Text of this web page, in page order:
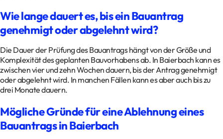
Wie lange dauert es, bis ein Bauantrag
genehmigt oder abgelehnt wird?
Die Dauer der Prüfung des Bauantrags hängt von der Größe und
Komplexität des geplanten Bauvorhabens ab. In Baierbach kann es
zwischen vier und zehn Wochen dauern, bis der Antrag genehmigt
oder abgelehnt wird. In manchen Fällen kann es aber auch bis zu
drei Monate dauern.
Mögliche Gründe für eine Ablehnung eines
Bauantrags in Baierbach